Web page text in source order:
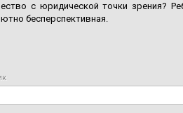
с юридической точки зрения?
бесперспективная.